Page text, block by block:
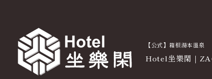
【公式】箱根湯本温泉
Hotel坐樂閑｜